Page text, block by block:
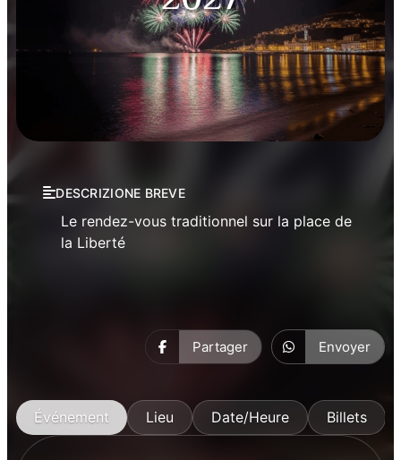
Nouvel An sur la Place
DESCRIZIONE BREVE
Le rendez-vous traditionnel sur la place de
la Liberté
Partager Envoyer
Événement Lieu Date/Heure Billets